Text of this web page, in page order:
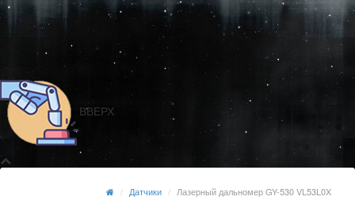
ВВЕРХ
Датчики Лазерный дальномер GY-530 VL53L0X